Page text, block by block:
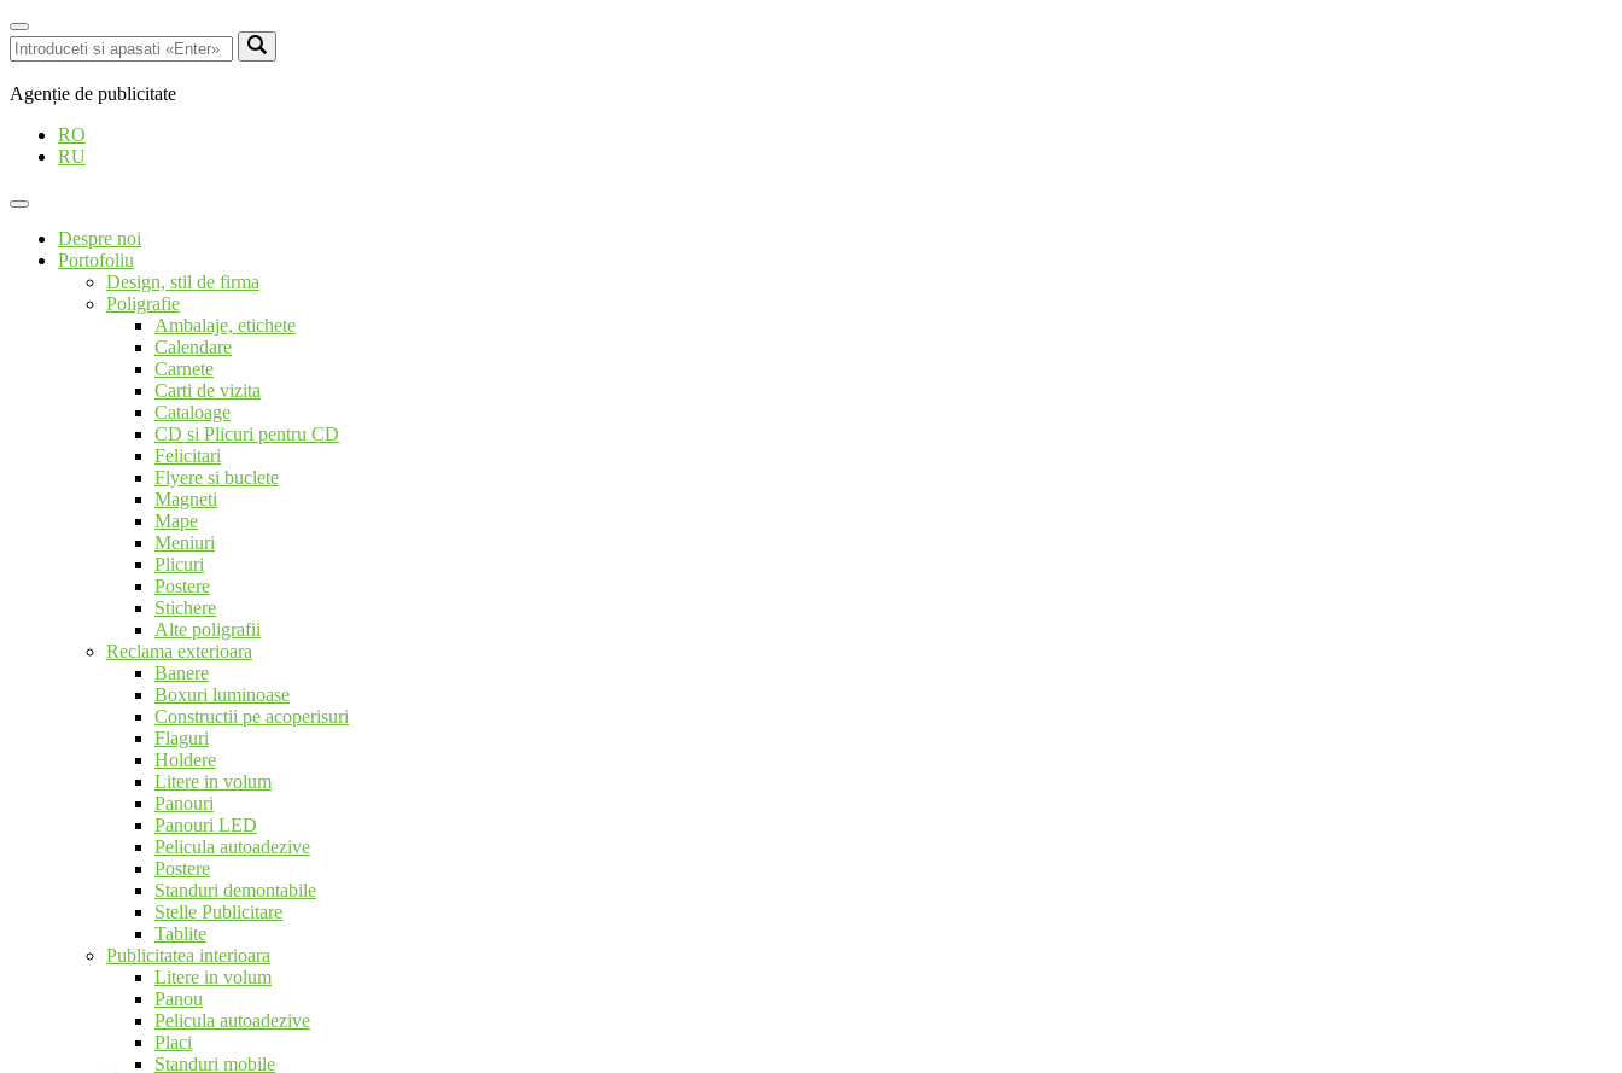
Agenție de publicitate
RO
RU
Despre noi
Portofoliu
Design, stil de firma
Poligrafie
Ambalaje, etichete
Calendare
Carnete
Carti de vizita
Cataloage
CD si Plicuri pentru CD
Felicitari
Flyere si buclete
Magneti
Mape
Meniuri
Plicuri
Postere
Stichere
Alte poligrafii
Reclama exterioara
Banere
Boxuri luminoase
Constructii pe acoperisuri
Flaguri
Holdere
Litere in volum
Panouri
Panouri LED
Pelicula autoadezive
Postere
Standuri demontabile
Stelle Publicitare
Tablite
Publicitatea interioara
Litere in volum
Panou
Pelicula autoadezive
Placi
Standuri mobile